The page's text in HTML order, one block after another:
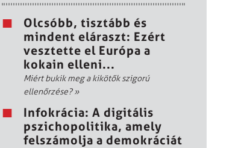
Olcsóbb, tisztább és
mindent eláraszt: Ezért
vesztette el Európa a
kokain elleni...
Miért bukik meg a kikötők szigorú
ellenőrzése?»
Infokrácia: A digitális
pszichopolitika, amely
felszámolja a demokráciát